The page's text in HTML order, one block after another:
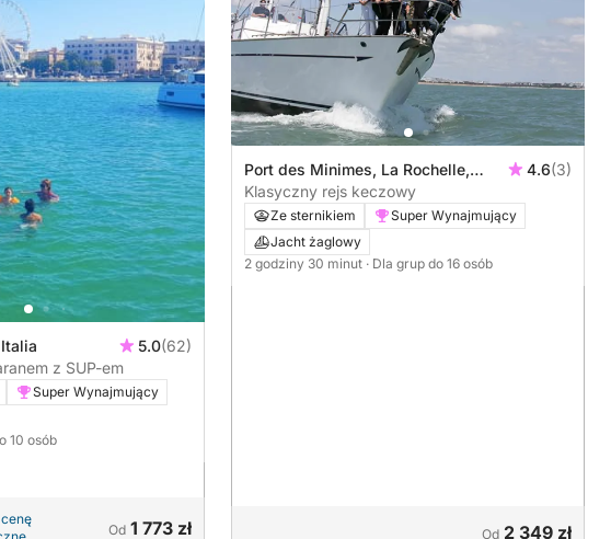
5.0(62)
z SUP-em
Super Wynajmujący
10 osób
Od 1 773 zł
Port des Minimes, La Rochelle,
Francja
4.6(3)
Klasyczny rejs keczowy
Ze sternikiem
Super Wynajmujący
Jacht żaglowy
2 godziny 30 minut · Dla grup do 16 osób
Od 2 349 zł